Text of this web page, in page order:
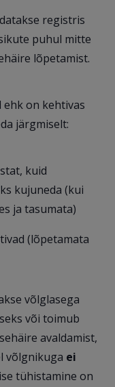
registris
puhul mitte
lõpetamist.
ehk on kehtivas
järgmiselt:
kuid
kujuneda (kui
ja tasumata)
(lõpetamata
võlglasega
või toimub
avaldamist,
võlgnikuga ei
tühistamine on